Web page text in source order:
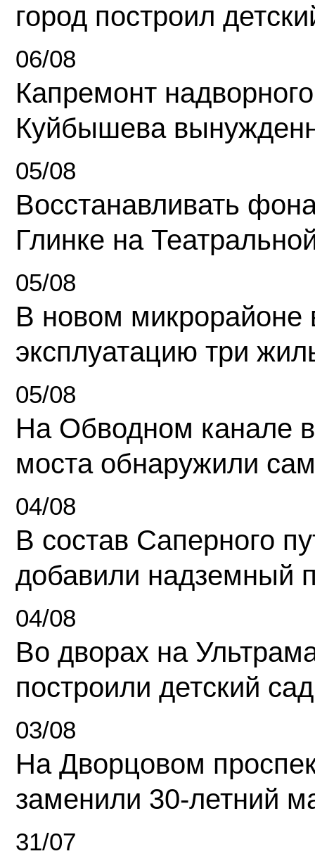
город построил
06/08
Капремонт
Куйбышева
05/08
Восстанавливать
Глинке на
05/08
В новом микрорайоне
эксплуатацию три
05/08
На Обводном канале
моста обнаружили
04/08
В состав Саперного
добавили надземный
04/08
Во дворах на
построили детский сад
03/08
На Дворцовом
заменили 30-летний
31/07